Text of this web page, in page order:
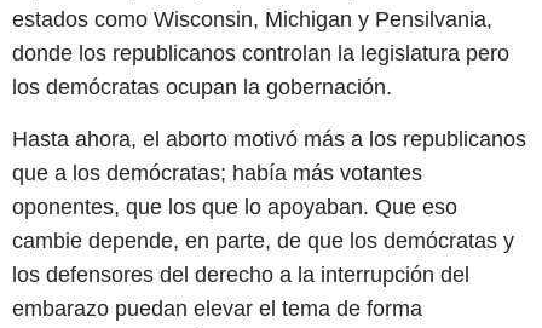
estados como Wisconsin, Michigan y Pensilvania,
donde los republicanos controlan la legislatura pero
los demócratas ocupan la gobernación.
Hasta ahora, el aborto motivó más a los republicanos
que a los demócratas; había más votantes
oponentes, que los que lo apoyaban. Que eso
cambie depende, en parte, de que los demócratas y
los defensores del derecho a la interrupción del
embarazo puedan elevar el tema de forma